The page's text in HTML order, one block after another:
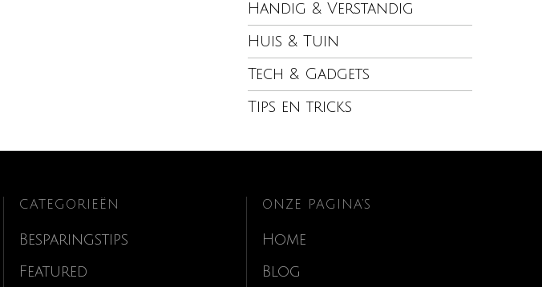
Handig & Verstandig
Huis & Tuin
Tech & Gadgets
Tips en tricks
CATEGORIEËN
Besparingstips
Featured
ONZE PAGINA’S
Home
Blog